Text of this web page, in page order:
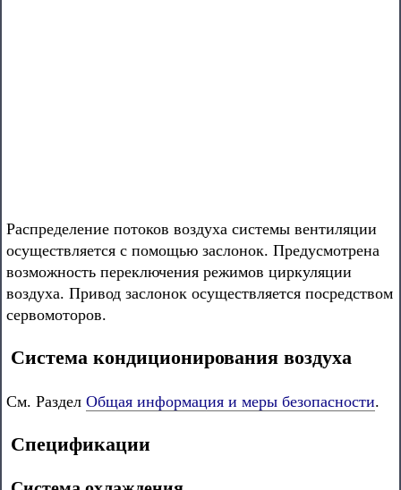
Распределение потоков воздуха системы вентиляции
осуществляется с помощью заслонок. Предусмотрена
возможность переключения режимов циркуляции
воздуха. Привод заслонок осуществляется посредством
сервомоторов.
Система кондиционирования воздуха
См. Раздел Общая информация и меры безопасности.
Спецификации